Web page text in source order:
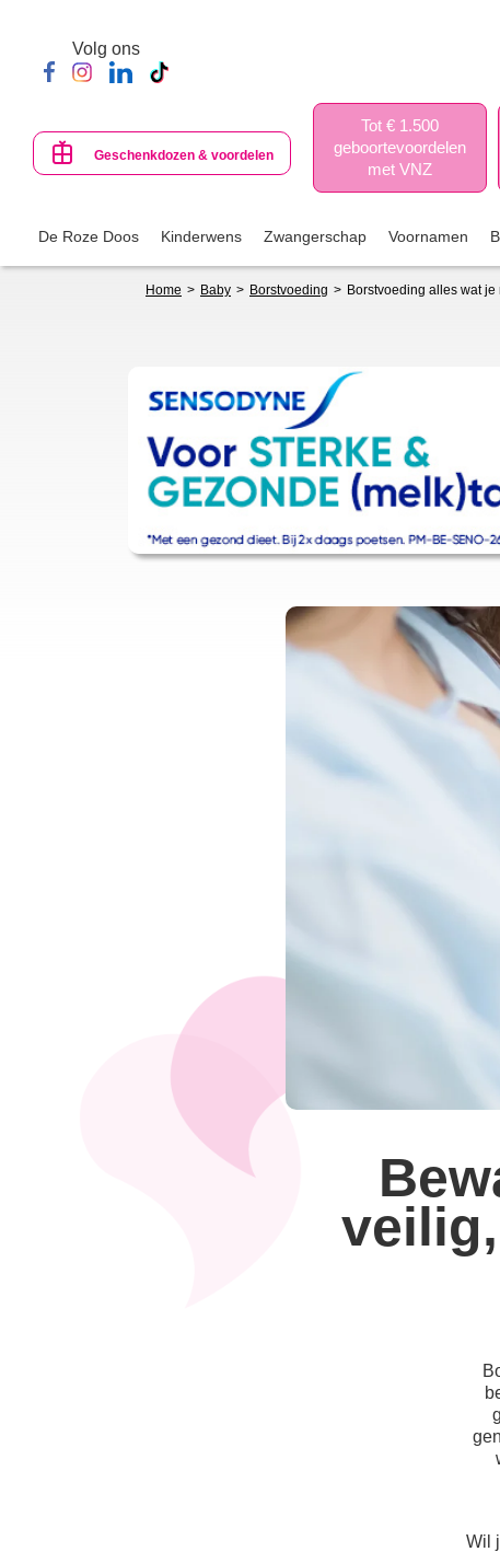
content
Volg ons
Geschenkdozen & voordelen
Tot € 1.500
geboortevoordelen
met VNZ
De Roze Doos Kinderwens Zwangerschap Voornamen
Home Baby Borstvoeding Borstvoeding alles wat je
Wil